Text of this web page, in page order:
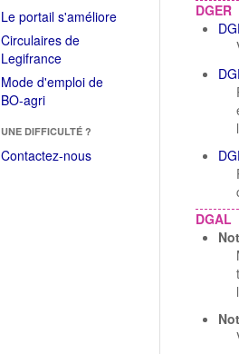
Le portail s'améliore(Fichier
Circulaires de
Legifrance(Ouvrir
dans
une
fenêtre)
Mode d'emploi de
BO-agri(Ouvrir
une
nouvelle
UNE DIFFICULTÉ ?
Contactez-nous
DGER
DGAL